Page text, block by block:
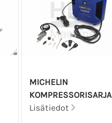
MICHELIN
KOMPRESSORISARJA
Lisätiedot